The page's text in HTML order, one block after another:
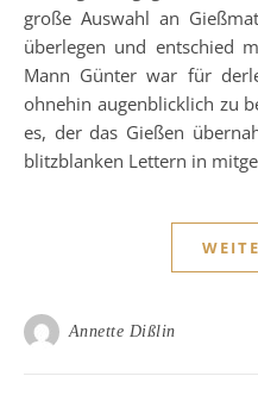
große Auswahl an
überlegen und entschied
Mann Günter war für
ohnehin augenblicklich zu
es, der das Gießen
blitzblanken Lettern in
Annette Dißlin